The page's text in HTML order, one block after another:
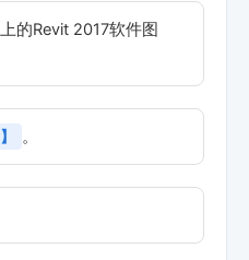
的Revit 2017软件图
。